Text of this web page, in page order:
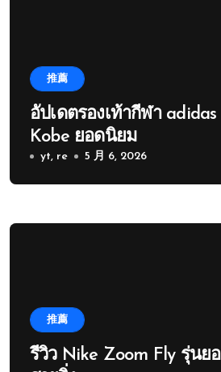
推薦
อัปเดตรองเท้ากีฬา
Kobe ยอดนิยม
yt, re 5 月 6, 2026
推薦
รีวิว Nike Zoom Fly รุ่นย